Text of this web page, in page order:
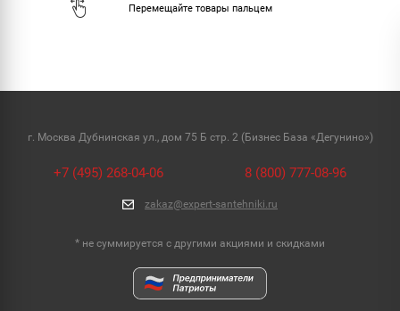
г. Москва Дубнинская ул., дом 75 Б стр. 2 (Бизнес База «Дегунино»)
+7 (495) 268-04-06 8 (800) 777-08-96
zakaz@expert-santehniki.ru
* не суммируется с другими акциями и скидками